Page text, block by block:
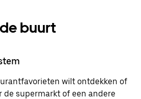
buurt
wilt ontdekken of
de supermarkt of een andere